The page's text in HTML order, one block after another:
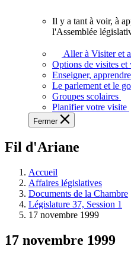
voir,
apprendre
et
à
à
législative.
Il y a tant à voir, à
l'Assemblée
Aller à Visiter et
Options de visites et
Enseigner,
Le parlement et le
Groupes scolaires
Planifier votre visite
Fermer
Fil d'Ariane
Accueil
Affaires législatives
Documents de la Chambre
Législature 37, Session 1
17 novembre 1999
17 novembre 1999